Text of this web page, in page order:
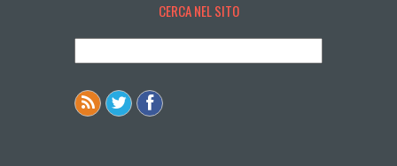
CERCA NEL SITO